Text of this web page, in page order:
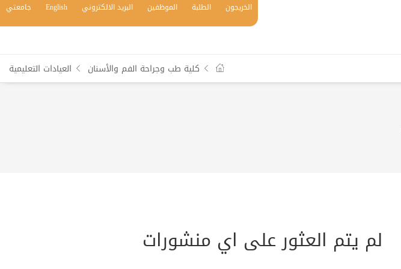
الخريجون الطلبة الموظفين البريد الالكتروني English جامعتي
كلية طب وجراحة الفم والأسنان العيادات التعليمية
لم يتم العثور على اي منشورات